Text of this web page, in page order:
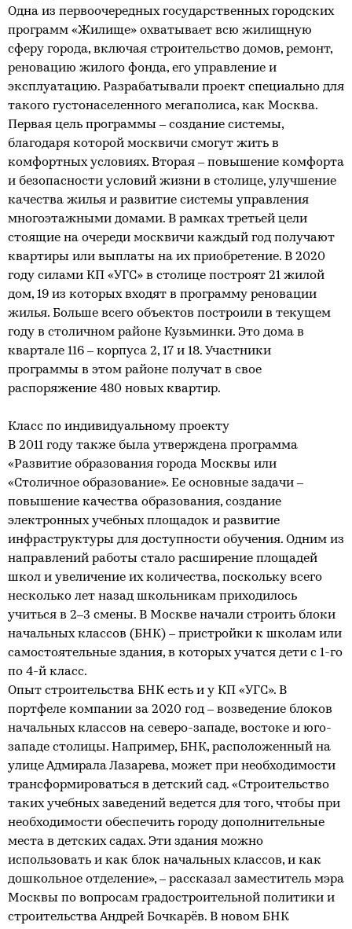
Одна из первоочередных государственных городских
программ «Жилище» охватывает всю жилищную
сферу города, включая строительство домов, ремонт,
реновацию жилого фонда, его управление и
эксплуатацию. Разрабатывали проект специально для
такого густонаселенного мегаполиса, как Москва.
Первая цель программы – создание системы,
благодаря которой москвичи смогут жить в
комфортных условиях. Вторая – повышение комфорта
и безопасности условий жизни в столице, улучшение
качества жилья и развитие системы управления
многоэтажными домами. В рамках третьей цели
стоящие на очереди москвичи каждый год получают
квартиры или выплаты на их приобретение. В 2020
году силами КП «УГС» в столице построят 21 жилой
дом, 19 из которых входят в программу реновации
жилья. Больше всего объектов построили в текущем
году в столичном районе Кузьминки. Это дома в
квартале 116 – корпуса 2, 17 и 18. Участники
программы в этом районе получат в свое
распоряжение 480 новых квартир.
Класс по индивидуальному проекту
В 2011 году также была утверждена программа
«Развитие образования города Москвы или
«Столичное образование». Ее основные задачи –
повышение качества образования, создание
электронных учебных площадок и развитие
инфраструктуры для доступности обучения. Одним из
направлений работы стало расширение площадей
школ и увеличение их количества, поскольку всего
несколько лет назад школьникам приходилось
учиться в 2–3 смены. В Москве начали строить блоки
начальных классов (БНК) – пристройки к школам или
самостоятельные здания, в которых учатся дети с 1-го
по 4-й класс.
Опыт строительства БНК есть и у КП «УГС». В
портфеле компании за 2020 год – возведение блоков
начальных классов на северо-западе, востоке и юго-
западе столицы. Например, БНК, расположенный на
улице Адмирала Лазарева, может при необходимости
трансформироваться в детский сад. «Строительство
таких учебных заведений ведется для того, чтобы при
необходимости обеспечить городу дополнительные
места в детских садах. Эти здания можно
использовать и как блок начальных классов, и как
дошкольное отделение», – рассказал заместитель мэра
Москвы по вопросам градостроительной политики и
строительства Андрей Бочкарёв. В новом БНК